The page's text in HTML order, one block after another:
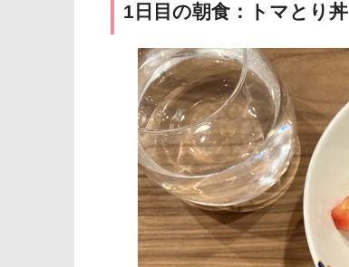
1日目の朝食：トマとり丼